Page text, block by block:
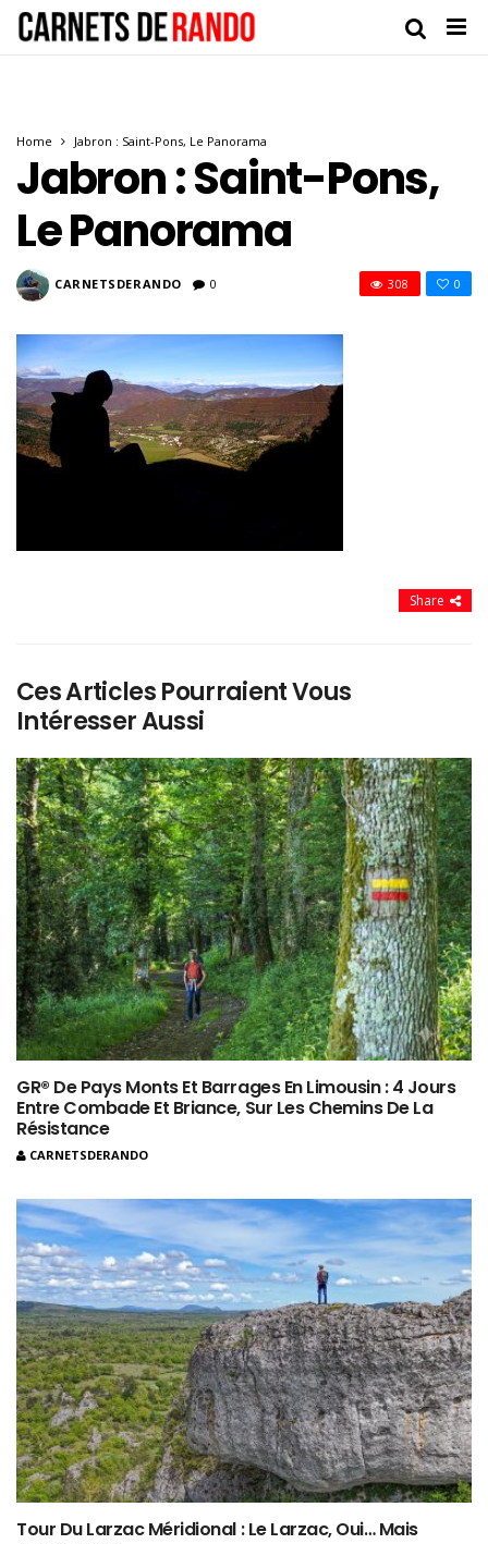
Home Jabron : Saint-Pons, Le Panorama
Jabron : Saint-Pons,
Le Panorama
CARNETSDERANDO 0 0
308
Share
Ces Articles Pourraient Vous
Intéresser Aussi
GR® De Pays Monts Et Barrages En Limousin : 4 Jours
Entre Combade Et Briance, Sur Les Chemins De La
Résistance
CARNETSDERANDO
Tour Du Larzac Méridional : Le Larzac, Oui… Mais